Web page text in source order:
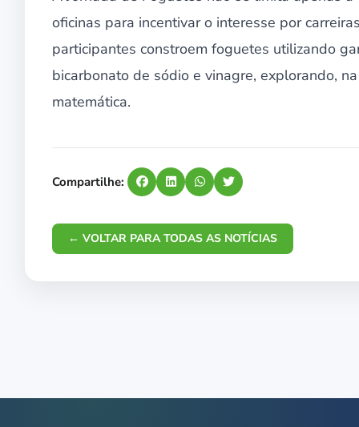
oficinas para incentivar o interesse por
participantes constroem foguetes utilizando
bicarbonato de sódio e vinagre, explorando,
matemática.
Compartilhe:
← VOLTAR PARA TODAS AS NOTÍCIAS